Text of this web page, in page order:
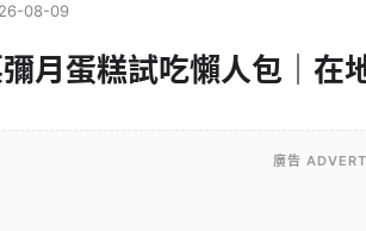
08-09
月蛋糕試吃懶人包｜在
廣告